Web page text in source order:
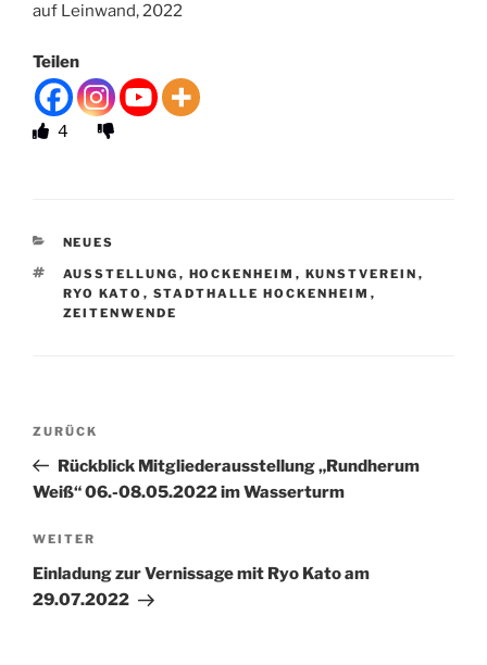
auf Leinwand, 2022
Teilen
4
KATEGORIEN
NEUES
SCHLAGWÖRTER
AUSSTELLUNG , HOCKENHEIM , KUNSTVEREIN ,
RYO KATO , STADTHALLE HOCKENHEIM ,
ZEITENWENDE
Beitragsnavigation
Vorheriger
Beitrag
ZURÜCK
Rückblick Mitgliederausstellung „Rundherum
Weiß“ 06.-08.05.2022 im Wasserturm
Nächster
Beitrag
WEITER
Einladung zur Vernissage mit Ryo Kato am
29.07.2022